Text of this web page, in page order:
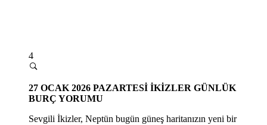
4
27 OCAK 2026 PAZARTESİ İKİZLER GÜNLÜK
BURÇ YORUMU
Sevgili İkizler, Neptün bugün güneş haritanızın yeni bir